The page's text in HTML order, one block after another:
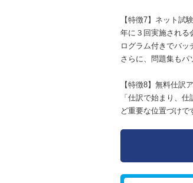
【特徴7】ネット試
年に３回実施される
ログラム付きでバッ
さらに、問題集もパ
【特徴8】無料仕訳
「仕訳で始まり、
ど重要な位置づけで